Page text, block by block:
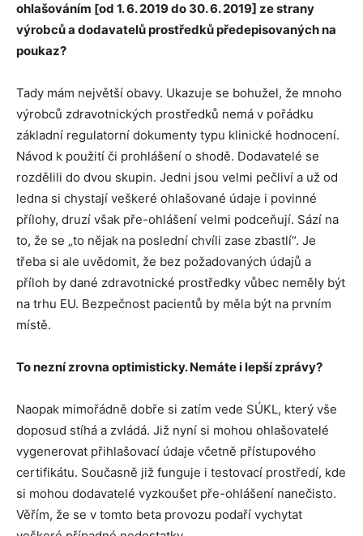
ohlašováním [od 1. 6. 2019 do 30. 6. 2019] ze strany
výrobců a dodavatelů prostředků předepisovaných na
poukaz?
Tady mám největší obavy. Ukazuje se bohužel, že mnoho
výrobců zdravotnických prostředků nemá v pořádku
základní regulatorní dokumenty typu klinické hodnocení.
Návod k použití či prohlášení o shodě. Dodavatelé se
rozdělili do dvou skupin. Jedni jsou velmi pečliví a už od
ledna si chystají veškeré ohlašované údaje i povinné
přílohy, druzí však pře-ohlášení velmi podceňují. Sází na
to, že se „to nějak na poslední chvíli zase zbastlí“. Je
třeba si ale uvědomit, že bez požadovaných údajů a
příloh by dané zdravotnické prostředky vůbec neměly být
na trhu EU. Bezpečnost pacientů by měla být na prvním
místě.
To nezní zrovna optimisticky. Nemáte i lepší zprávy?
Naopak mimořádně dobře si zatím vede SÚKL, který vše
doposud stíhá a zvládá. Již nyní si mohou ohlašovatelé
vygenerovat přihlašovací údaje včetně přístupového
certifikátu. Současně již funguje i testovací prostředí, kde
si mohou dodavatelé vyzkoušet pře-ohlášení nanečisto.
Věřím, že se v tomto beta provozu podaří vychytat